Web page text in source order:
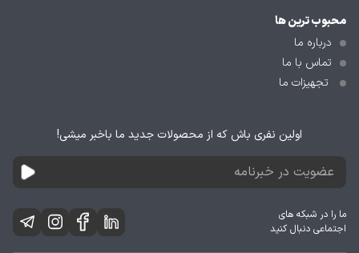
محبوب ترین ها
درباره ما
تماس با ما
تجهیزات ما
اولین نفری باش که از محصولات جدید ما باخبر میشی!
ما را در شبکه های
اجتماعی دنبال کنید